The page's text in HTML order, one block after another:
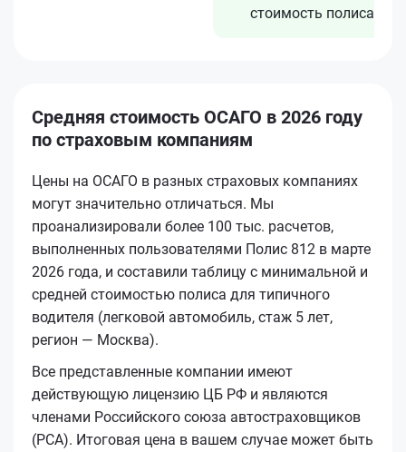
стоимость полиса
Средняя стоимость ОСАГО в 2026 году
по страховым компаниям
Цены на ОСАГО в разных страховых компаниях
могут значительно отличаться. Мы
проанализировали более 100 тыс. расчетов,
выполненных пользователями Полис 812 в марте
2026 года, и составили таблицу с минимальной и
средней стоимостью полиса для типичного
водителя (легковой автомобиль, стаж 5 лет,
регион — Москва).
Все представленные компании имеют
действующую лицензию ЦБ РФ и являются
членами Российского союза автостраховщиков
(РСА). Итоговая цена в вашем случае может быть